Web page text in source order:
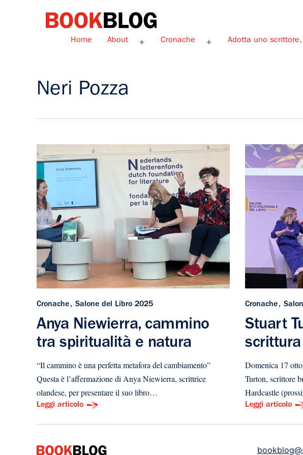
Home About
Apri
Cronache
Apri
Adotta uno
Neri Pozza
Cronache Salone del Libro 2025
Anya Niewierra, cammino
tra spiritualità e natura
“Il cammino è una perfetta metafora del cambiamento”
Questa è l’affermazione di Anya Niewierra, scrittrice
olandese, per presentare il suo libro…
Leggi articolo
Cronache
Stuart
Domenica 17
Turton, scrittore
Hardcastle
Leggi articolo